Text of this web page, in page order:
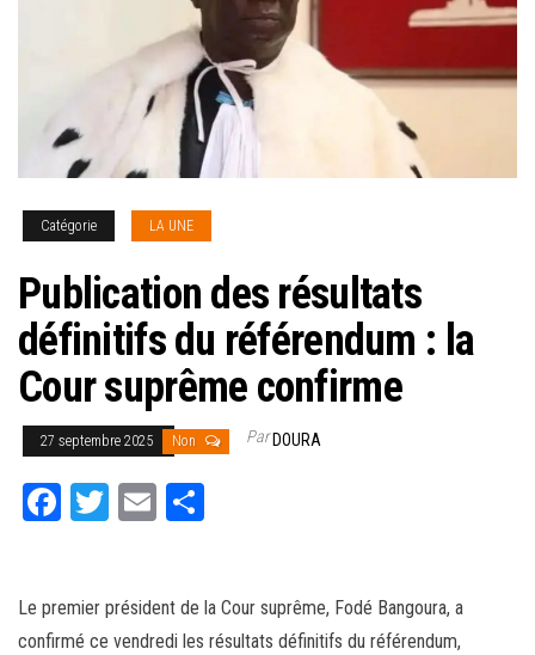
Catégorie LA UNE
Publication des résultats
définitifs du référendum : la
Cour suprême confirme
27 septembre 2025 Non ParDOURA
Fa
ok
T
er
E
er
Le premier président de la Cour suprême, Fodé Bangoura, a
confirmé ce vendredi les résultats définitifs du référendum,